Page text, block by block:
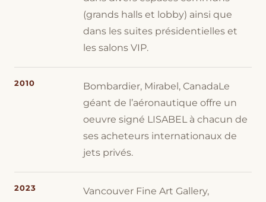
(grands halls et lobby) ainsi que
dans les suites présidentielles et
les salons VIP.
2010
Bombardier, Mirabel, CanadaLe
géant de l’aéronautique offre un
oeuvre signé LISABEL à chacun de
ses acheteurs internationaux de
jets privés.
2023
Vancouver Fine Art Gallery,